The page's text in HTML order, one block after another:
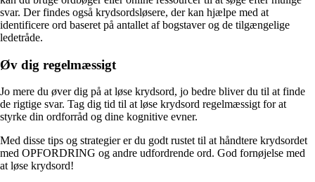
svar. Der findes også krydsordsløsere, der kan hjælpe med at
identificere ord baseret på antallet af bogstaver og de tilgængelige
ledetråde.
Øv dig regelmæssigt
Jo mere du øver dig på at løse krydsord, jo bedre bliver du til at finde
de rigtige svar. Tag dig tid til at løse krydsord regelmæssigt for at
styrke din ordforråd og dine kognitive evner.
Med disse tips og strategier er du godt rustet til at håndtere krydsordet
med OPFORDRING og andre udfordrende ord. God fornøjelse med
at løse krydsord!